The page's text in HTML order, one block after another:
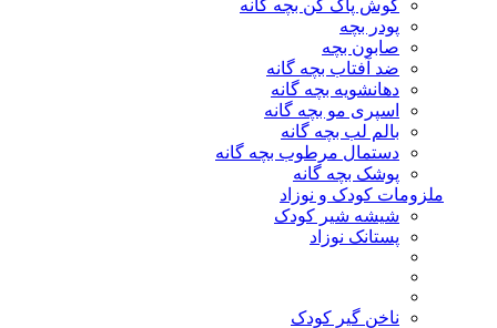
گوش پاک کن بچه گانه
پودر بچه
صابون بچه
ضد آفتاب بچه گانه
دهانشویه بچه گانه
اسپری مو بچه گانه
بالم لب بچه گانه
دستمال مرطوب بچه گانه
پوشک بچه گانه
ملزومات کودک و نوزاد
شیشه شیر کودک
پستانک نوزاد
ناخن گیر کودک